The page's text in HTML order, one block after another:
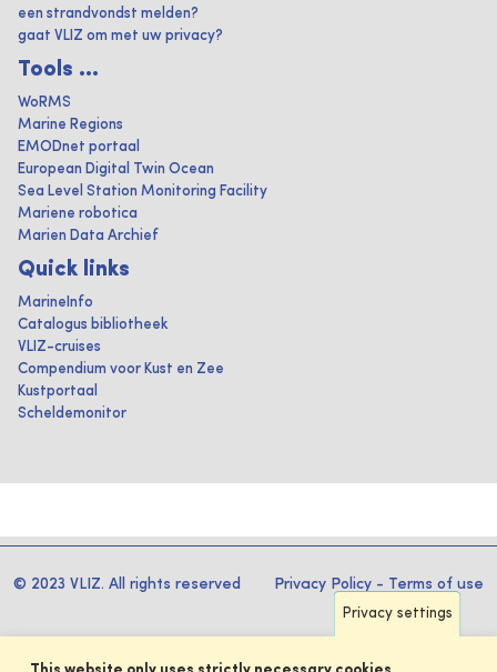
een strandvondst melden?
gaat VLIZ om met uw privacy?
Tools ...
WoRMS
Marine Regions
EMODnet portaal
European Digital Twin Ocean
Sea Level Station Monitoring Facility
Mariene robotica
Marien Data Archief
Quick links
MarineInfo
Catalogus bibliotheek
VLIZ-cruises
Compendium voor Kust en Zee
Kustportaal
Scheldemonitor
© 2023 VLIZ. All rights reserved Privacy Policy - Terms of use
Privacy settings